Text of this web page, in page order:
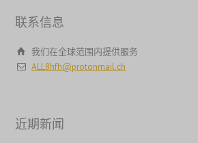
联系信息
我们在全球范围内提供服务
ALL8hfh@protonmail.ch
近期新闻